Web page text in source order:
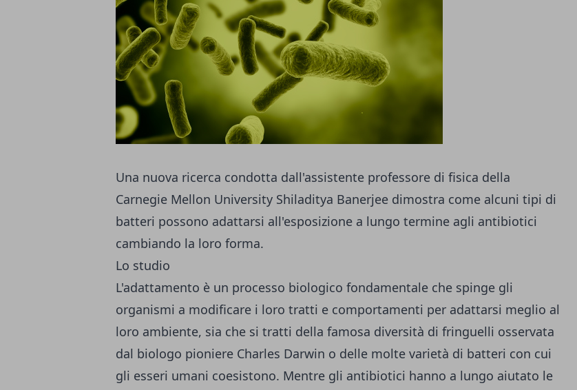
Una nuova ricerca condotta dall'assistente professore di fisica della
Carnegie Mellon University Shiladitya Banerjee dimostra come alcuni tipi di
batteri possono adattarsi all'esposizione a lungo termine agli antibiotici
cambiando la loro forma.
Lo studio
L'adattamento è un processo biologico fondamentale che spinge gli
organismi a modificare i loro tratti e comportamenti per adattarsi meglio al
loro ambiente, sia che si tratti della famosa diversità di fringuelli osservata
dal biologo pioniere Charles Darwin o delle molte varietà di batteri con cui
gli esseri umani coesistono. Mentre gli antibiotici hanno a lungo aiutato le